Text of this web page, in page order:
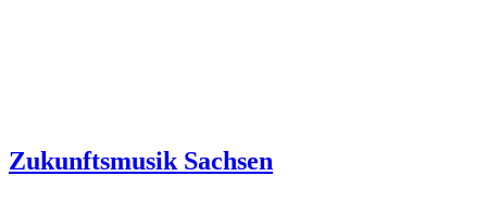
Zukunftsmusik Sachsen